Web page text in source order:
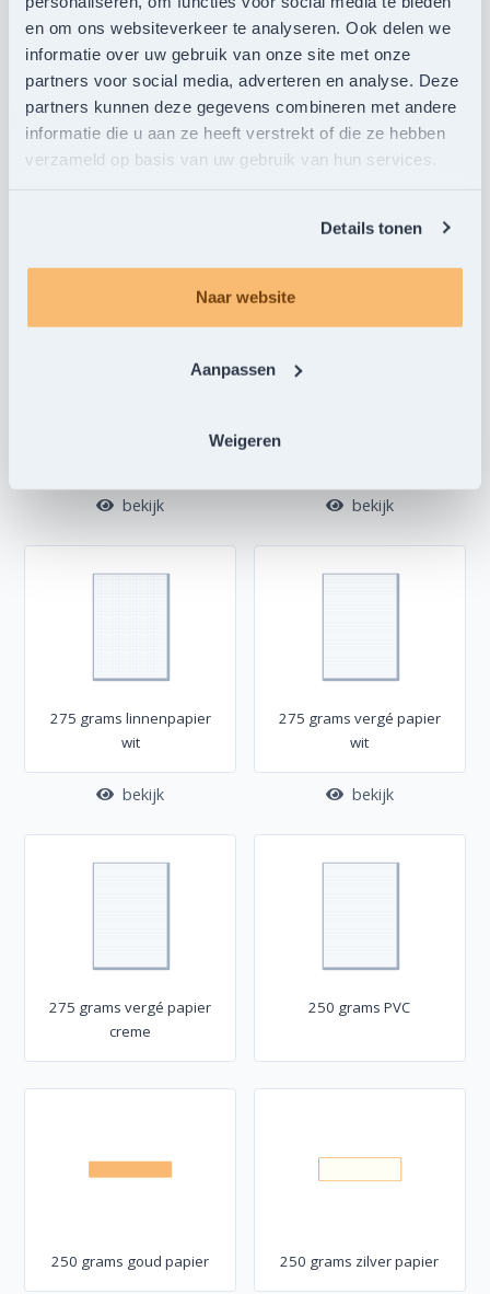
en om ons websiteverkeer te analyseren. Ook delen we
informatie over uw gebruik van onze site met onze
partners voor social media, adverteren en analyse. Deze
partners kunnen deze gegevens combineren met andere
informatie die u aan ze heeft verstrekt of die ze hebben
verzameld op basis van uw gebruik van hun services.
Details tonen
Naar website
Aanpassen
Weigeren
300 grams sulfaatkarton 350 grams mat
natuurkarton
bekijk
250 grams biotop papier
bekijk bekijk
275 grams linnenpapier
wit
bekijk
275 grams vergé papier
wit
bekijk
275 grams vergé papier
creme
250 grams PVC
250 grams goud papier 250 grams zilver papier